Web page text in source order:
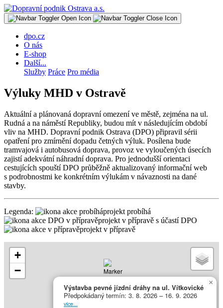
dpo.cz
O nás
E-shop
Další...
Služby Práce Pro média
Výluky MHD v Ostravě
Aktuální a plánovaná dopravní omezení ve městě, zejména na ul.
Rudná a na náměstí Republiky, budou mít v následujícím období
vliv na MHD. Dopravní podnik Ostrava (DPO) připravil sérii
opatření pro zmírnění dopadu četných výluk. Posílena bude
tramvajová i autobusová doprava, provoz ve vyloučených úsecích
zajistí adekvátní náhradní doprava. Pro jednodušší orientaci
cestujících spouští DPO průběžně aktualizovaný informační web
s podrobnostmi ke konkrétním výlukám v návaznosti na dané
stavby.
Legenda:
projekt probíhá
projekt v přípravě s účastí DPO
projekt v přípravě
Výstavba pevné jízdní dráhy na ul. Vítkovické
Předpokádaný termín: 3. 8. 2026 – 16. 9. 2026
více...
×
+
−